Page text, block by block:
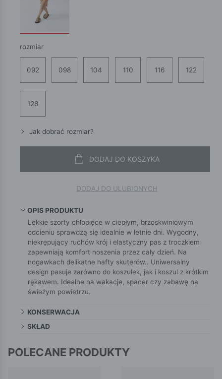
rozmiar
092 098 104 110 116 122
128
Jak dobrać rozmiar?
DODAJ DO KOSZYKA
DODAJ DO ULUBIONYCH
OPIS PRODUKTU
Lekkie szorty chłopięce w ciepłym, brzoskwiniowym
odcieniu sprawdzą się idealnie w letnie dni. Wygodny,
niekrępujący ruchów krój i elastyczny pas z troczkiem
zapewniają komfort noszenia przez cały dzień. Na
nogawkach delikatne hafty skuterów.. Uniwersalny
design pasuje zarówno do koszulek, jak i koszul z krótkim
rękawem. Idealne na wakacje, spacer czy zabawę na
świeżym powietrzu.
KONSERWACJA
SKŁAD
POLECANE PRODUKTY